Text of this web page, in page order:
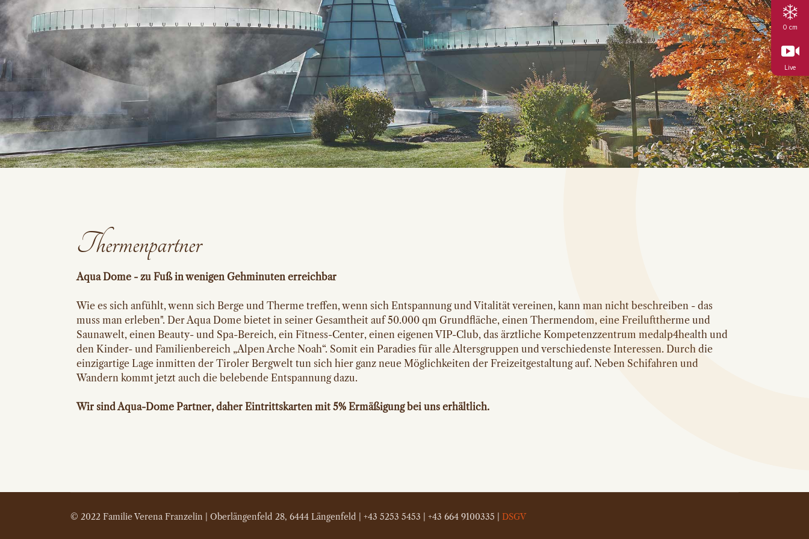
Thermenpartner
Aqua Dome - zu Fuß in wenigen Gehminuten erreichbar
Wie es sich anfühlt, wenn sich Berge und Therme treffen, wenn sich Entspannung und Vitalität vereinen, kann man nicht beschreiben - das
muss man erleben". Der Aqua Dome bietet in seiner Gesamtheit auf 50.000 qm Grundfläche, einen Thermendom, eine Freilufttherme und
Saunawelt, einen Beauty- und Spa-Bereich, ein Fitness-Center, einen eigenen VIP-Club, das ärztliche Kompetenzzentrum medalp4health und
den Kinder- und Familienbereich „Alpen Arche Noah“. Somit ein Paradies für alle Altersgruppen und verschiedenste Interessen. Durch die
einzigartige Lage inmitten der Tiroler Bergwelt tun sich hier ganz neue Möglichkeiten der Freizeitgestaltung auf. Neben Schifahren und
Wandern kommt jetzt auch die belebende Entspannung dazu.
Wir sind Aqua-Dome Partner, daher Eintrittskarten mit 5% Ermäßigung bei uns erhältlich.
© 2022 Familie Verena Franzelin | Oberlängenfeld 28, 6444 Längenfeld | +43 5253 5453 | +43 664 9100335 | DSGV
0 cm
Live